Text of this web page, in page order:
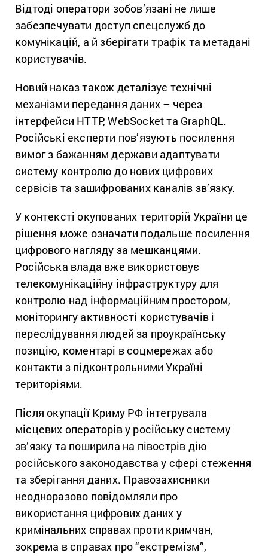
Відтоді оператори зобов’язані не лише
забезпечувати доступ спецслужб до
комунікацій, а й зберігати трафік та метадані
користувачів.
Новий наказ також деталізує технічні
механізми передання даних – через
інтерфейси HTTP, WebSocket та GraphQL.
Російські експерти пов’язують посилення
вимог з бажанням держави адаптувати
систему контролю до нових цифрових
сервісів та зашифрованих каналів зв’язку.
У контексті окупованих територій України це
рішення може означати подальше посилення
цифрового нагляду за мешканцями.
Російська влада вже використовує
телекомунікаційну інфраструктуру для
контролю над інформаційним простором,
моніторингу активності користувачів і
переслідування людей за проукраїнську
позицію, коментарі в соцмережах або
контакти з підконтрольними Україні
територіями.
Після окупації Криму РФ інтегрувала
місцевих операторів у російську систему
зв’язку та поширила на півострів дію
російського законодавства у сфері стеження
та зберігання даних. Правозахисники
неодноразово повідомляли про
використання цифрових даних у
кримінальних справах проти кримчан,
зокрема в справах про “екстремізм”,